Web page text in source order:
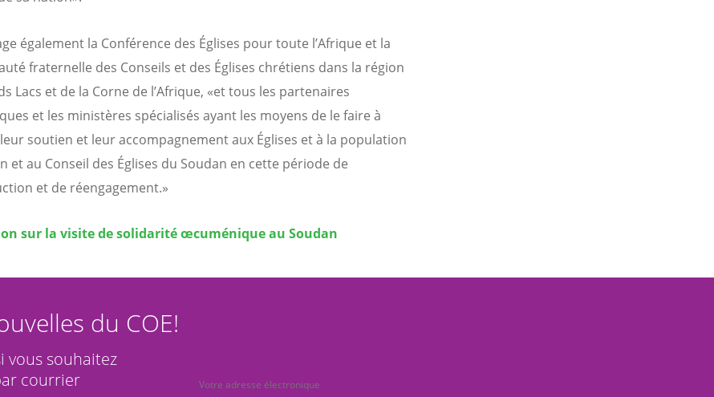
également la Conférence des Églises pour toute l’Afrique et la
fraternelle des Conseils et des Églises chrétiens dans la région
Lacs et de la Corne de l’Afrique, «et tous les partenaires
et les ministères spécialisés ayant les moyens de le faire à
soutien et leur accompagnement aux Églises et à la population
et au Conseil des Églises du Soudan en cette période de
et de réengagement.»
sur la visite de solidarité œcuménique au Soudan
du COE!
vous souhaitez
courrier